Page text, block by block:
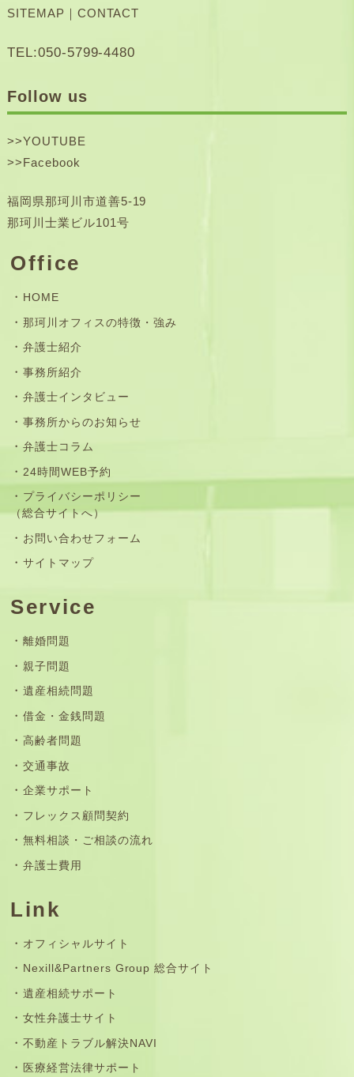
SITEMAP ｜ CONTACT
TEL:050-5799-4480
Follow us
>>YOUTUBE
>>Facebook
福岡県那珂川市道善5-19
那珂川士業ビル101号
Office
HOME
那珂川オフィスの特徴・強み
弁護士紹介
事務所紹介
弁護士インタビュー
事務所からのお知らせ
弁護士コラム
24時間WEB予約
プライバシーポリシー
（総合サイトへ）
お問い合わせフォーム
サイトマップ
Service
離婚問題
親子問題
遺産相続問題
借金・金銭問題
高齢者問題
交通事故
企業サポート
フレックス顧問契約
無料相談・ご相談の流れ
弁護士費用
Link
オフィシャルサイト
Nexill&Partners Group 総合サイト
遺産相続サポート
女性弁護士サイト
不動産トラブル解決NAVI
医療経営法律サポート